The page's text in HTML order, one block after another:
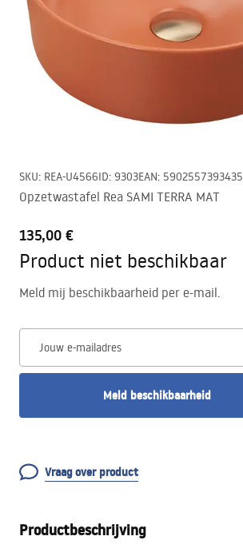
SKU: REA-U4566ID: 9303EAN: 5902557393435
Opzetwastafel Rea SAMI TERRA MAT
135,00 €
Product niet beschikbaar
Meld mij beschikbaarheid per e-mail.
Jouw e-mailadres
Meld beschikbaarheid
Vraag over product
Productbeschrijving